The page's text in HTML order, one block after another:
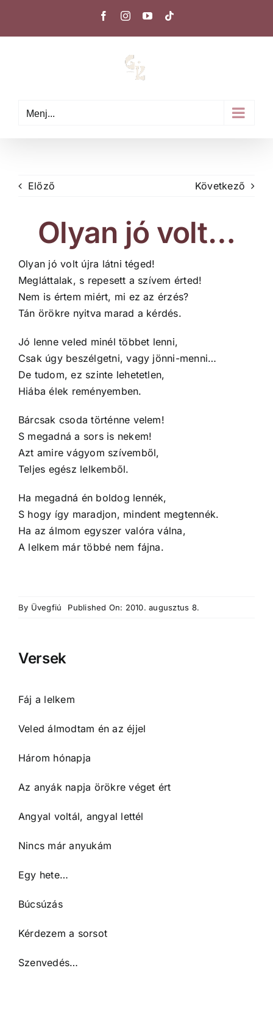
FacebookInstagramYouTube
Menj...
Előző Következő
Olyan jó volt…
Olyan jó volt újra látni téged!
Megláttalak, s repesett a szívem érted!
Nem is értem miért, mi ez az érzés?
Tán örökre nyitva marad a kérdés.
Jó lenne veled minél többet lenni,
Csak úgy beszélgetni, vagy jönni-menni…
De tudom, ez szinte lehetetlen,
Hiába élek reményemben.
Bárcsak csoda történne velem!
S megadná a sors is nekem!
Azt amire vágyom szívemből,
Teljes egész lelkemből.
Ha megadná én boldog lennék,
S hogy így maradjon, mindent megtennék.
Ha az álmom egyszer valóra válna,
A lelkem már többé nem fájna.
By Üvegfiú Published On: 2010. augusztus 8.
Versek
Fáj a lelkem
Veled álmodtam én az éjjel
Három hónapja
Az anyák napja örökre véget ért
Angyal voltál, angyal lettél
Nincs már anyukám
Egy hete…
Búcsúzás
Kérdezem a sorsot
Szenvedés…